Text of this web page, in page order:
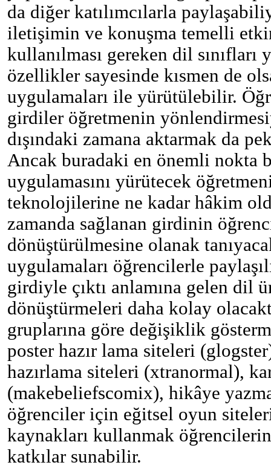
da diğer katılımcılarla
iletişimin ve konuşma temelli
kullanılması gereken dil sınıfları
özellikler sayesinde kısmen de
uygulamaları ile yürütülebilir.
girdiler öğretmenin
dışındaki zamana aktarmak da
Ancak buradaki en önemli nokta
uygulamasını yürütecek
teknolojilerine ne kadar hâkim
zamanda sağlanan girdinin
dönüştürülmesine olanak
uygulamaları öğrencilerle
girdiyle çıktı anlamına gelen dil
dönüştürmeleri daha kolay
gruplarına göre değişiklik
poster hazır lama siteleri
hazırlama siteleri (xtranormal),
(makebeliefscomix), hikâye
öğrenciler için eğitsel oyun
kaynakları kullanmak
katkılar sunabilir.